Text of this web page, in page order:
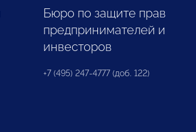
Бюро по защите прав
предпринимателей и
инвесторов
+7 (495) 247-4777 (доб. 122)